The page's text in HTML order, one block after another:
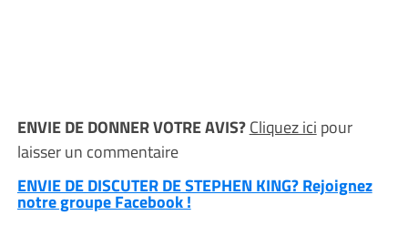
ENVIE DE DONNER VOTRE AVIS?Cliquez ici pour
laisser un commentaire
ENVIE DE DISCUTER DE STEPHEN KING? Rejoignez
notre groupe Facebook !